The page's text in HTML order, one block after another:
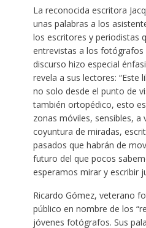
La reconocida escritora
unas palabras a los
los escritores y periodistas
entrevistas a los fotógrafos
discurso hizo especial
revela a sus lectores: “Este
no solo desde el punto de
también ortopédico, esto
zonas móviles, sensibles, a
coyuntura de miradas,
pasados que habrán de
futuro del que pocos
esperamos mirar y escribir
Ricardo Gómez, veterano
público en nombre de los
jóvenes fotógrafos. Sus